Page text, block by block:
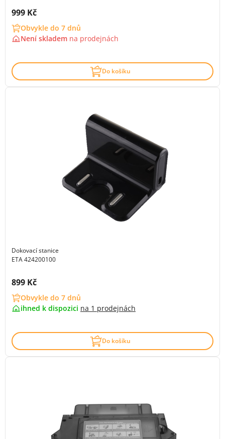
Cena s DPH:
999 Kč
Obvykle do 7 dnů
Není skladem na prodejnách
Do košíku
Dokovací stanice
ETA 424200100
Cena s DPH:
899 Kč
Obvykle do 7 dnů
ihned k dispozici na 1 prodejnách
Do košíku